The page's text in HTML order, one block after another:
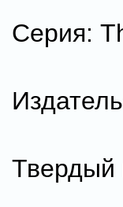
Серия:
Твердый